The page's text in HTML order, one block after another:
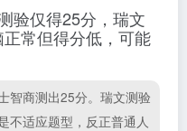
验仅得25分，瑞文
常但得分低，可能
智商测出25分。瑞文测验
不适应题型，反正普通人